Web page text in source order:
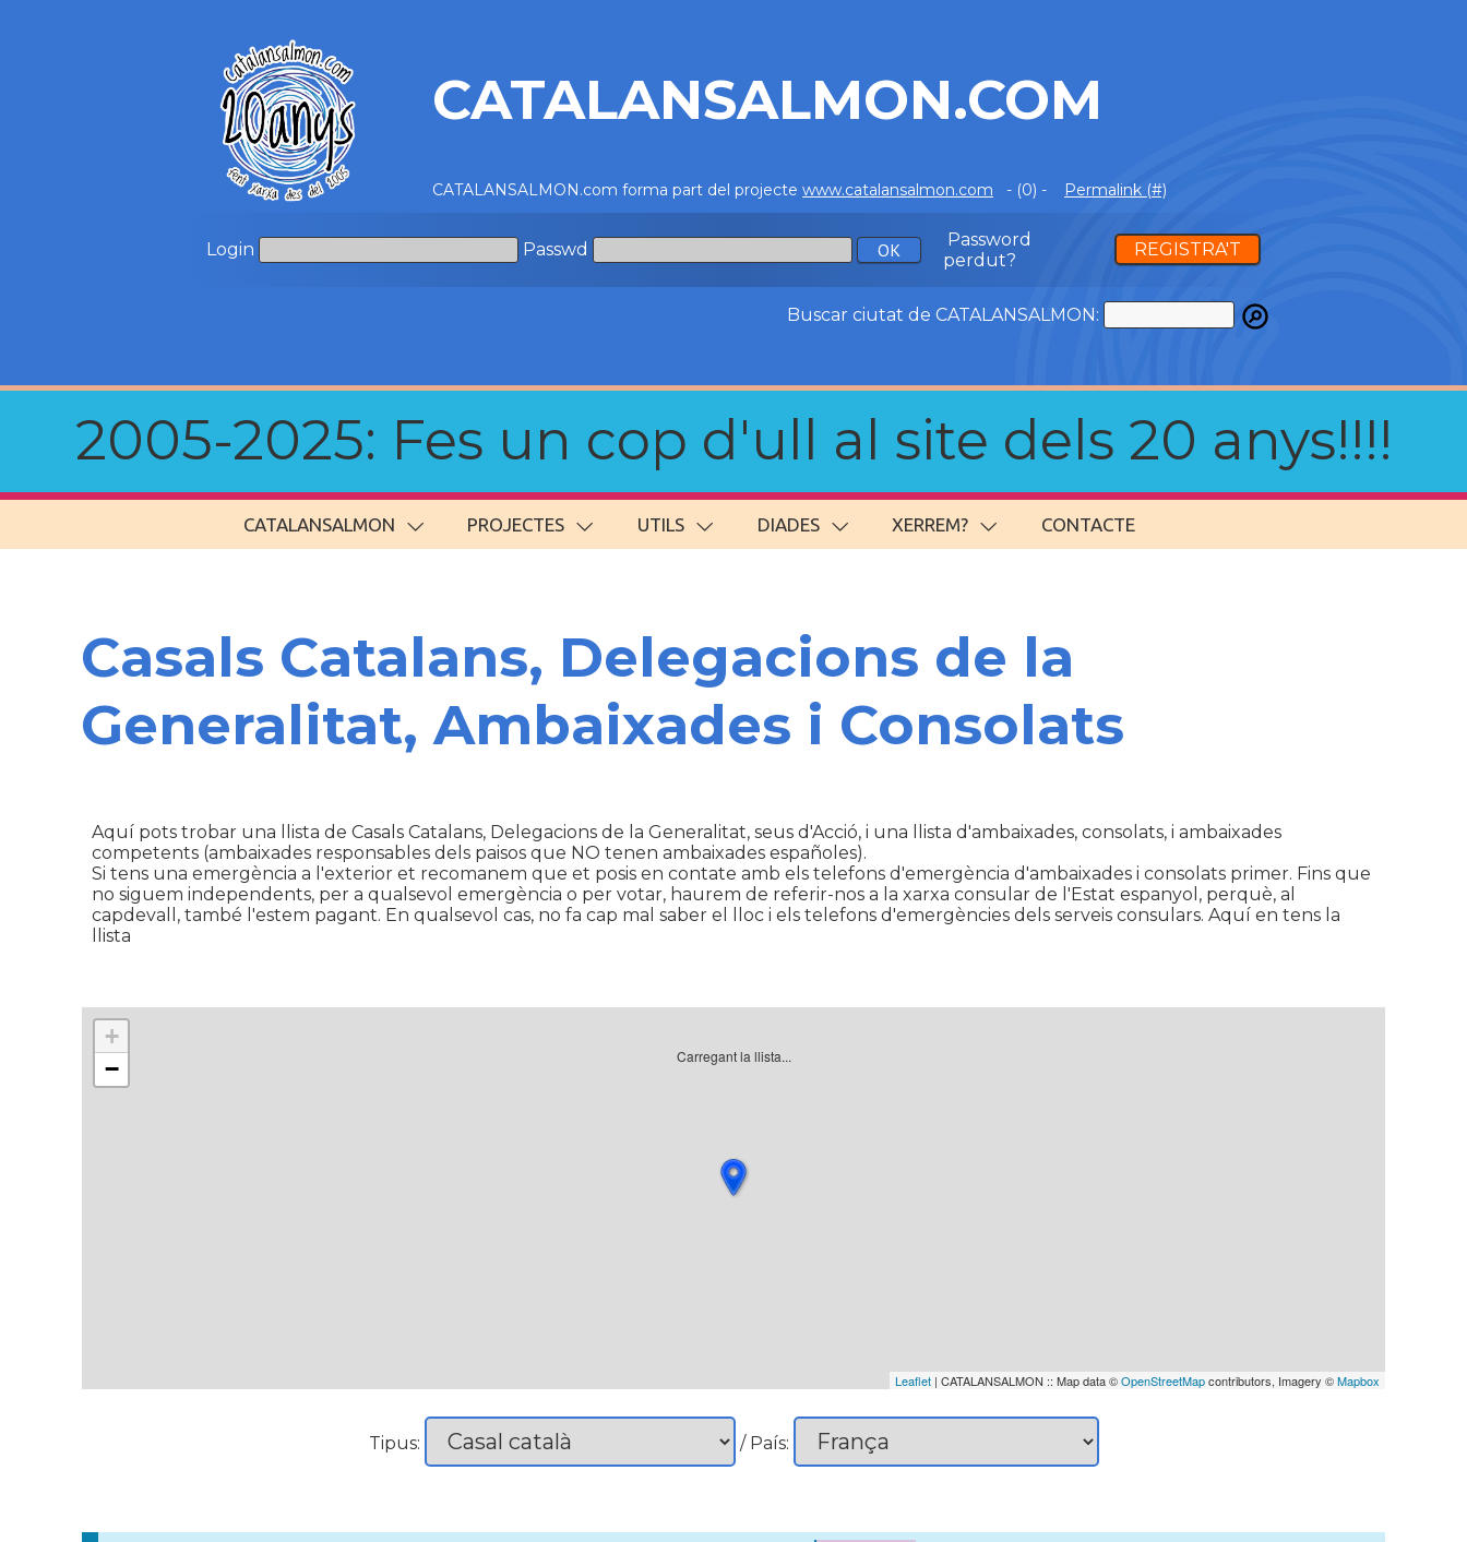
CATALANSALMON.COM
CATALANSALMON.com forma part del projecte www.catalansalmon.com - (0) - Permalink (#)
Login Passwd
Password
perdut?
REGISTRA'T
Buscar ciutat de CATALANSALMON:
2005-2025: Fes un cop d'ull al site dels 20 anys!!!!
CATALANSALMON PROJECTES UTILS DIADES XERREM? CONTACTE
Casals Catalans, Delegacions de la
Generalitat, Ambaixades i Consolats
Aquí pots trobar una llista de Casals Catalans, Delegacions de la Generalitat, seus d'Acció, i una llista d'ambaixades, consolats, i ambaixades
competents (ambaixades responsables dels paisos que NO tenen ambaixades españoles).
Si tens una emergència a l'exterior et recomanem que et posis en contate amb els telefons d'emergència d'ambaixades i consolats primer. Fins que
no siguem independents, per a qualsevol emergència o per votar, haurem de referir-nos a la xarxa consular de l'Estat espanyol, perquè, al
capdevall, també l'estem pagant. En qualsevol cas, no fa cap mal saber el lloc i els telefons d'emergències dels serveis consulars. Aquí en tens la
llista
Carregant la llista...
+
−
Leaflet | CATALANSALMON :: Map data ©OpenStreetMapcontributors, Imagery ©Mapbox
Tipus: / País: